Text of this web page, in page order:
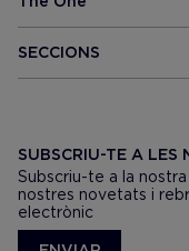
SECCIONS
SUBSCRIU-TE A LES
Subscriu-te a la
nostres novetats i
electrònic